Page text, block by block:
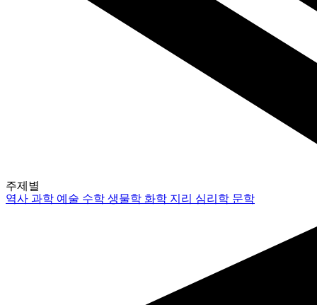
주제별
역사과학 예술 수학생물학 화학 지리 심리학 문학